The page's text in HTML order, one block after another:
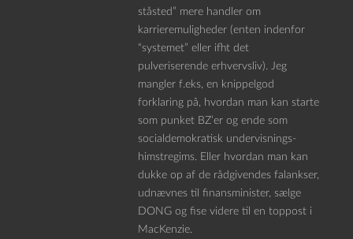
ståsted” mere handler om
karrieremuligheder (enten indenfor
“systemet” eller ifht det
pulveriserende erhvervsliv). Jeg
mangler f.eks, en knippelgod
forklaring på, hvordan man kan starte
som punket BZ’er og ende som
socialdemokratisk undervisnings-
himstregims. Eller hvordan man kan
dukke op af de rådgivendes falankser,
udnævnes til finansminister, sælge
DONG og fise videre til en toppost i
MacKenzie.